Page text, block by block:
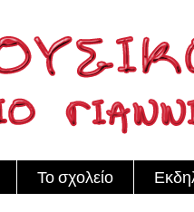
Το σχολείο